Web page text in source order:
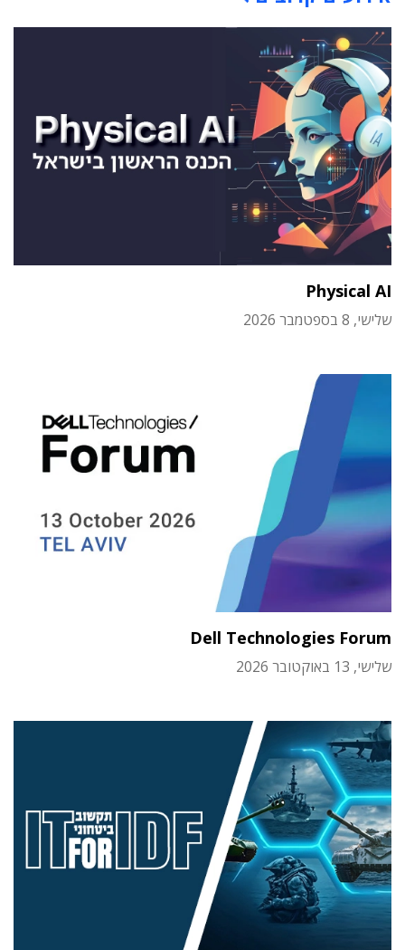
Physical AI
שלישי, 8 בספטמבר 2026
Dell Technologies Forum
שלישי, 13 באוקטובר 2026